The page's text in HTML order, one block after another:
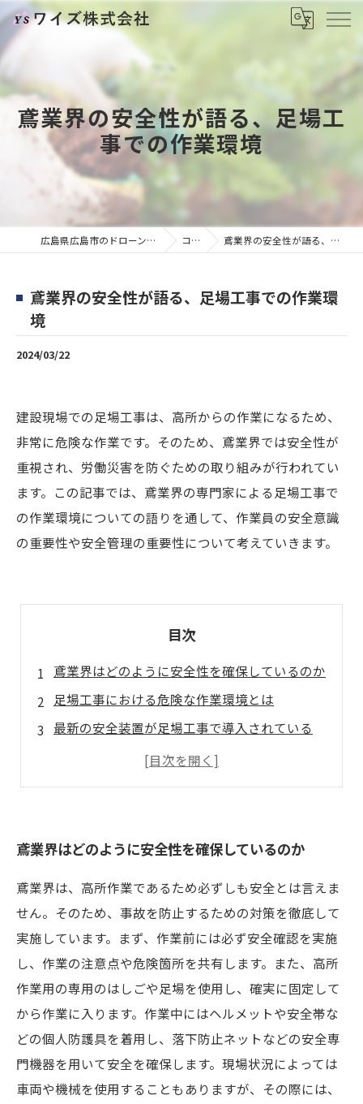
鳶業界の安全性が語る、足場工
事での作業環境
広島県広島市のドローンならワイズ株式会社 コラム 鳶業界の安全性が語る、足場工事での作業環境
鳶業界の安全性が語る、足場工事での作業環
境
2024/03/22
建設現場での足場工事は、高所からの作業になるため、
非常に危険な作業です。そのため、鳶業界では安全性が
重視され、労働災害を防ぐための取り組みが行われてい
ます。この記事では、鳶業界の専門家による足場工事で
の作業環境についての語りを通して、作業員の安全意識
の重要性や安全管理の重要性について考えていきます。
目次
鳶業界はどのように安全性を確保しているのか
足場工事における危険な作業環境とは
最新の安全装置が足場工事で導入されている
作業員の安全教育が重要なポイント
実際に足場工事に携わる鳶職人の声
鳶業界はどのように安全性を確保しているのか
鳶業界は、高所作業であるため必ずしも安全とは言えま
せん。そのため、事故を防止するための対策を徹底して
実施しています。まず、作業前には必ず安全確認を実施
し、作業の注意点や危険箇所を共有します。また、高所
作業用の専用のはしごや足場を使用し、確実に固定して
から作業に入ります。作業中にはヘルメットや安全帯な
どの個人防護具を着用し、落下防止ネットなどの安全専
門機器を用いて安全を確保します。現場状況によっては
車両や機械を使用することもありますが、その際には、